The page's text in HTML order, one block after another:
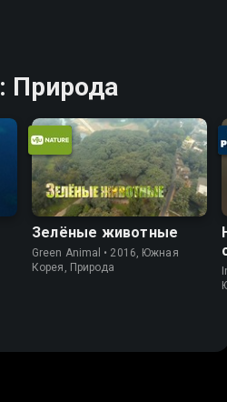
Природа
Зелёные животные
Green Animal • 2016, Южная
Корея, Природа